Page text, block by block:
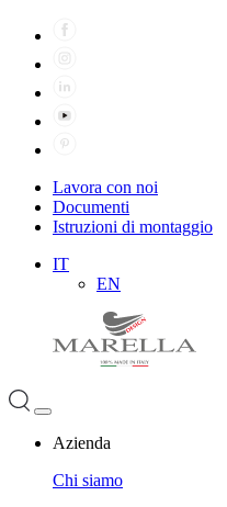
Lavora con noi
Documenti
Istruzioni di montaggio
IT
EN
Azienda
Chi siamo